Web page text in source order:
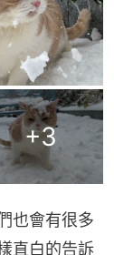
+3
也會有很多
直白的告訴